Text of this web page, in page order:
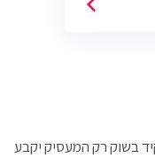
בשוק רק המעסיק יקבע